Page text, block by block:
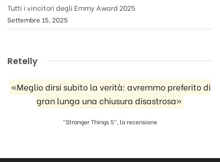
Tutti i vincitori degli Emmy Award 2025
Settembre 15, 2025
Retelly
«Meglio dirsi subito la verità: avremmo preferito di
gran lunga una chiusura disastrosa»
"Stranger Things 5", la recensione